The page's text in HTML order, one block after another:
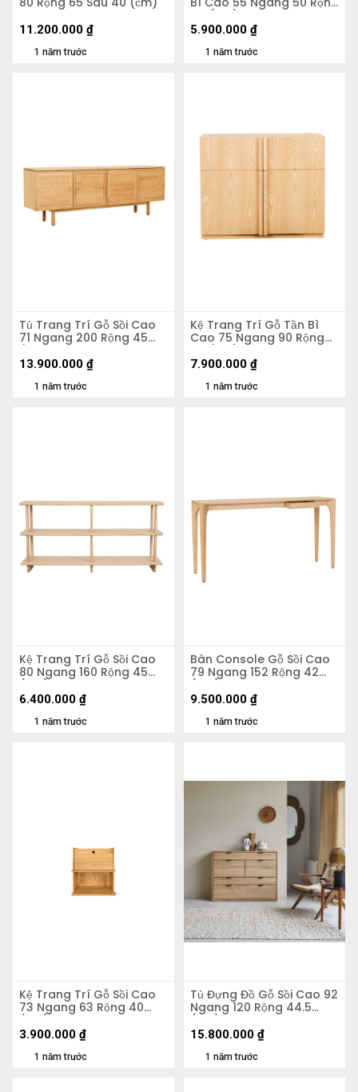
1 năm trước
11.200.000 ₫
40 (cm)
1 năm trước
5.900.000 ₫
Tủ Trang Trí Gỗ Sồi Cao
71 Ngang 200 Rộng 45
(cm)
1 năm trước
13.900.000 ₫
Kệ Trang Trí Gỗ Tần Bì
Cao 75 Ngang 90 Rộng
49 (cm)
1 năm trước
7.900.000 ₫
Kệ Trang Trí Gỗ Sồi Cao
80 Ngang 160 Rộng 45
(cm)
1 năm trước
6.400.000 ₫
Bàn Console Gỗ Sồi Cao
79 Ngang 152 Rộng 42
(cm)
1 năm trước
9.500.000 ₫
Kệ Trang Trí Gỗ Sồi Cao
73 Ngang 63 Rộng 40
(cm)
1 năm trước
3.900.000 ₫
Tủ Đựng Đồ Gỗ Sồi Cao 92
Ngang 120 Rộng 44.5
(cm)
1 năm trước
15.800.000 ₫